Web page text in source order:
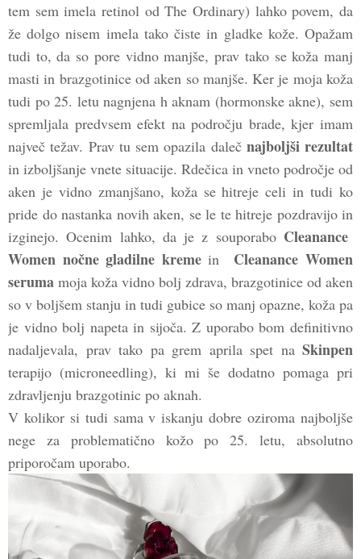
tem sem imela retinol od The Ordinary) lahko povem, da
že dolgo nisem imela tako čiste in gladke kože. Opažam
tudi to, da so pore vidno manjše, prav tako se koža manj
masti in brazgotinice od aken so manjše. Ker je moja koža
tudi po 25. letu nagnjena h aknam (hormonske akne), sem
spremljala predvsem efekt na področju brade, kjer imam
največ težav. Prav tu sem opazila daleč najboljši rezultat
in izboljšanje vnete situacije. Rdečica in vneto področje od
aken je vidno zmanjšano, koža se hitreje celi in tudi ko
pride do nastanka novih aken, se le te hitreje pozdravijo in
izginejo. Ocenim lahko, da je z souporabo Cleanance
Women nočne gladilne kremein Cleanance Women
seruma moja koža vidno bolj zdrava, brazgotinice od aken
so v boljšem stanju in tudi gubice so manj opazne, koža pa
je vidno bolj napeta in sijoča. Z uporabo bom definitivno
nadaljevala, prav tako pa grem aprila spet na Skinpen
terapijo (microneedling), ki mi še dodatno pomaga pri
zdravljenju brazgotinic po aknah.
V kolikor si tudi sama v iskanju dobre oziroma najboljše
nege za problematično kožo po 25. letu, absolutno
priporočam uporabo.